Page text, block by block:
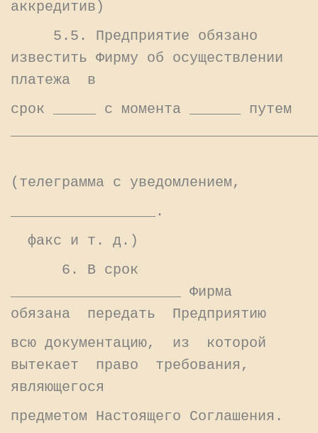
аккредитив)
5.5. Предприятие обязано
известить Фирму об осуществлении
платежа в
срок _____ с момента ______ путем
(телеграмма с уведомлением,
_________________.
факс и т. д.)
6. В срок
____________________ Фирма
обязана передать Предприятию
всю документацию, из которой
вытекает право требования,
являющегося
предметом Настоящего Соглашения.